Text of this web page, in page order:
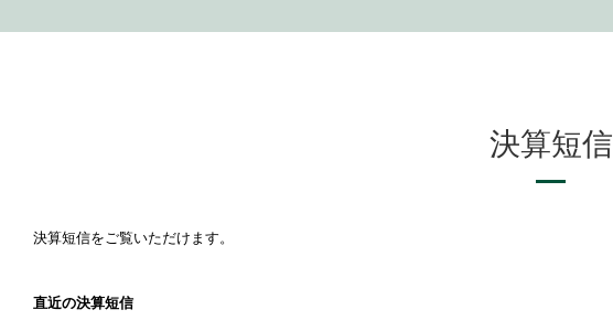
決算短信
決算短信をご覧いただけます。
直近の決算短信